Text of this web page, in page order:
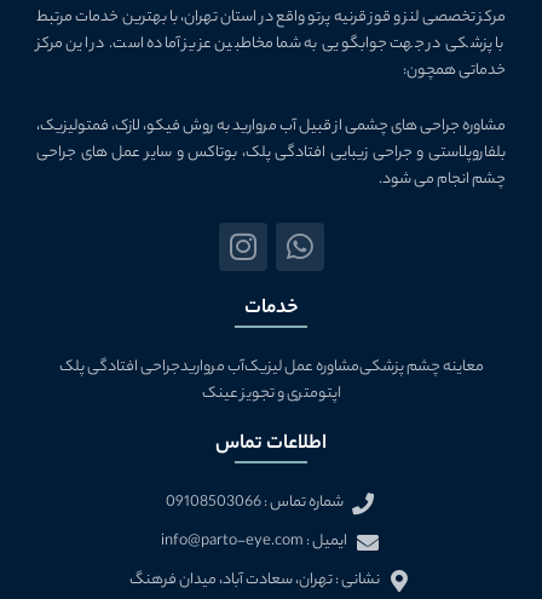
مرکز تخصصی لنز و قوز قرنیه پرتو واقع در استان تهران، با بهترین خدمات مرتبط
با پزشکی در جهت جوابگویی به شما مخاطبین عزیز آماده است. در این مرکز
خدماتی همچون:
مشاوره جراحی­ های چشمی از قبیل آب مروارید به روش فیکو، لازک، فمتولیزیک،
بلفاروپلاستی و جراحی زیبایی افتادگی پلک، بوتاکس و سایر عمل های جراحی
چشم انجام می شود.
W
h
a
t
s
a
p
p
I
n
t
a
g
r
a
m
خدمات
معاینه چشم پزشکیمشاوره عمل لیزیکآب مرواریدجراحی افتادگی پلک
اپتومتری و تجویز عینک
اطلاعات تماس
شماره تماس : 09108503066
ایمیل : info@parto-eye.com
نشانی : تهران، سعادت آباد، ميدان فرهنگ